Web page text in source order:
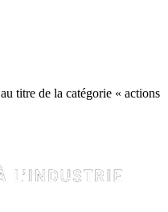
titre de la catégorie « actions